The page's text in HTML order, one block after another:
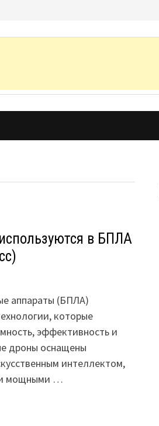
в БПЛА
аппараты (БПЛА)
которые
эффективность и
дроны оснащены
интеллектом,
и мощными …